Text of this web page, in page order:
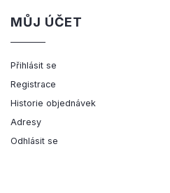
MŮJ ÚČET
Přihlásit se
Registrace
Historie objednávek
Adresy
Odhlásit se